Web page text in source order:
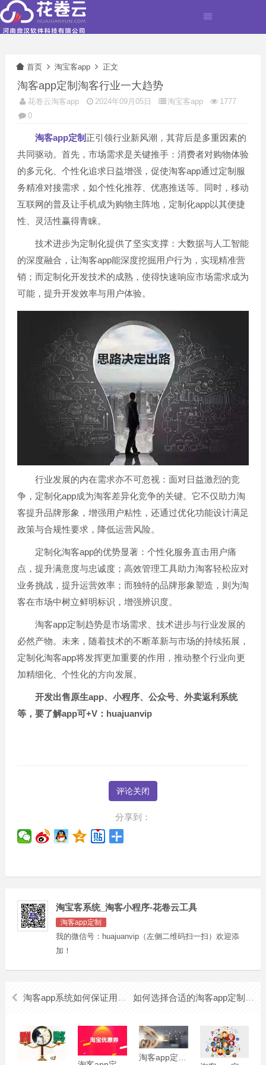
首页 淘宝客app 正文
淘客app定制淘客行业一大趋势
花卷云淘客app 2024年09月05日 淘宝客app
1777
0
淘客app定制 正引领行业新风潮，其背后是多重因素的
共同驱动。首先，市场需求是关键推手：消费者对购物体验
的多元化、个性化追求日益增强，促使淘客app通过定制服
务精准对接需求，如个性化推荐、优惠推送等。同时，移动
互联网的普及让手机成为购物主阵地，定制化app以其便捷
性、灵活性赢得青睐。
技术进步为定制化提供了坚实支撑：大数据与人工智能
的深度融合，让淘客app能深度挖掘用户行为，实现精准营
销；而定制化开发技术的成熟，使得快速响应市场需求成为
可能，提升开发效率与用户体验。
行业发展的内在需求亦不可忽视：面对日益激烈的竞
争，定制化app成为淘客差异化竞争的关键。它不仅助力淘
客提升品牌形象，增强用户粘性，还通过优化功能设计满足
政策与合规性要求，降低运营风险。
定制化淘客app的优势显著：个性化服务直击用户痛
点，提升满意度与忠诚度；高效管理工具助力淘客轻松应对
业务挑战，提升运营效率；而独特的品牌形象塑造，则为淘
客在市场中树立鲜明标识，增强辨识度。
淘客app定制趋势是市场需求、技术进步与行业发展的
必然产物。未来，随着技术的不断革新与市场的持续拓展，
定制化淘客app将发挥更加重要的作用，推动整个行业向更
加精细化、个性化的方向发展。
开发出售原生app、小程序、公众号、外卖返利系统
等，要了解app可+V：huajuanvip
评论关闭
分享到：
淘宝客系统_淘客小程序-花卷云工具
淘客app定制
我的微信号：huajuanvip（左侧二维码扫一扫）欢迎添
加！
淘客app系统如何保证用户安全 如何选择合适的淘客app定制公司